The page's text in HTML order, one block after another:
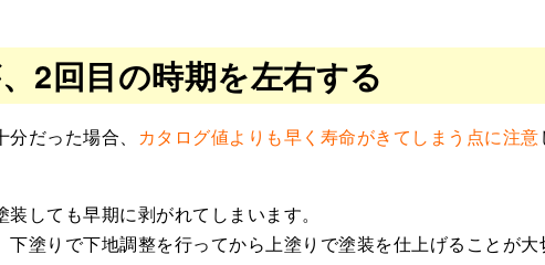
2回目の時期を左右する
だった場合、 カタログ値よりも早く寿命がきてしまう点に注意
しても早期に剥がれてしまいます。
塗りで下地調整を行ってから上塗りで塗装を仕上げることが大